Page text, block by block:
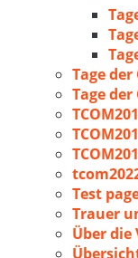
Tage
Tage
Test
Trauer
Über